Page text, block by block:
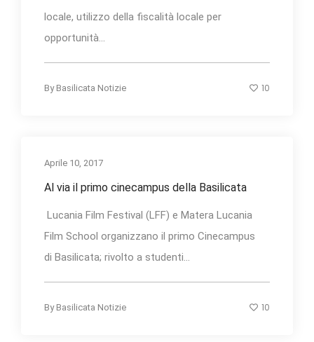
locale, utilizzo della fiscalità locale per
opportunità...
By Basilicata Notizie 10
Aprile 10, 2017
Al via il primo cinecampus della Basilicata
Lucania Film Festival (LFF) e Matera Lucania
Film School organizzano il primo Cinecampus
di Basilicata; rivolto a studenti...
By Basilicata Notizie 10